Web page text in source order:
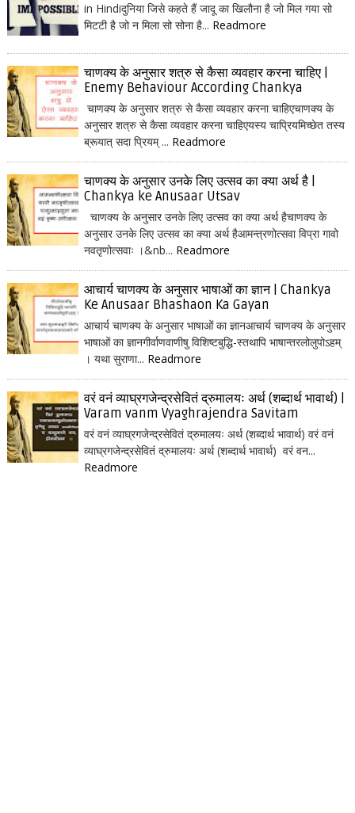
in Hindiदुनिया जिसे कहते हैं जादू का खिलौना है जो मिल गया सो
मिटटी है जो न मिला सो सोना है... Readmore
चाणक्य के अनुसार शत्रु से कैसा व्यवहार करना चाहिए |
Enemy Behaviour According Chankya
चाणक्य के अनुसार शत्रु से कैसा व्यवहार करना चाहिएचाणक्य के
अनुसार शत्रु से कैसा व्यवहार करना चाहिएयस्य चाप्रियमिच्छेत तस्य
ब्रूयात् सदा प्रियम् ... Readmore
चाणक्य के अनुसार उनके लिए उत्सव का क्या अर्थ है |
Chankya ke Anusaar Utsav
चाणक्य के अनुसार उनके लिए उत्सव का क्या अर्थ हैचाणक्य के
अनुसार उनके लिए उत्सव का क्या अर्थ हैआमन्त्रणोत्सवा विप्रा गावो
नवतृणोत्सवाः ।&nb... Readmore
आचार्य चाणक्य के अनुसार भाषाओं का ज्ञान | Chankya
Ke Anusaar Bhashaon Ka Gayan
आचार्य चाणक्य के अनुसार भाषाओं का ज्ञानआचार्य चाणक्य के अनुसार
भाषाओं का ज्ञानगीर्वाणवाणीषु विशिष्टबुद्धि-स्तथापि भाषान्तरलोलुपोऽहम्
। यथा सुराणा... Readmore
वरं वनं व्याघ्रगजेन्द्रसेवितं द्रुमालयः अर्थ (शब्दार्थ भावार्थ) |
Varam vanm Vyaghrajendra Savitam
वरं वनं व्याघ्रगजेन्द्रसेवितं द्रुमालयः अर्थ (शब्दार्थ भावार्थ) वरं वनं
व्याघ्रगजेन्द्रसेवितं द्रुमालयः अर्थ (शब्दार्थ भावार्थ) वरं वन...
Readmore